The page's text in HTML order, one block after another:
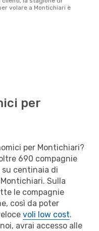
volare a Montichiari è
per
per Montichiari?
690 compagnie
centinaia di
Sulla
le compagnie
così da poter
voli low cost.
avrai accesso alle